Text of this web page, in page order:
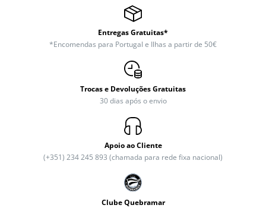
Entregas Gratuitas*
*Encomendas para Portugal e Ilhas a partir de 50€
Trocas e Devoluções Gratuitas
30 dias após o envio
Apoio ao Cliente
(+351) 234 245 893 (chamada para rede fixa nacional)
Clube Quebramar